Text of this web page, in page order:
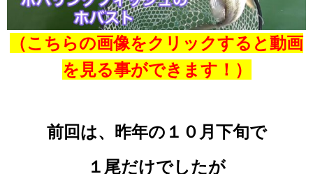
（こちらの画像をクリックすると動画
を見る事ができます！）
前回は、昨年の１０月下旬で
１尾だけでしたが